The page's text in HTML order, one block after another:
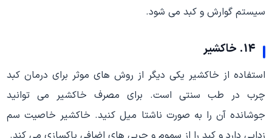
سیستم گوارش و کبد می شود.
14. خاکشیر
استفاده از خاکشیر یکی دیگر از روش های موثر برای درمان کبد
چرب در طب سنتی است. برای مصرف خاکشیر می توانید
جوشانده آن را به صورت ناشتا میل کنید. خاکشیر خاصیت سم